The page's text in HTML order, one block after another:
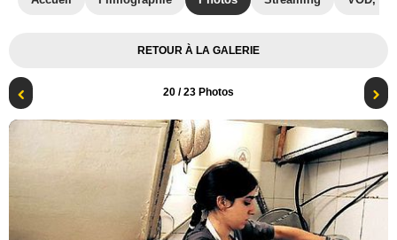
RETOUR À LA GALERIE
20 / 23 Photos